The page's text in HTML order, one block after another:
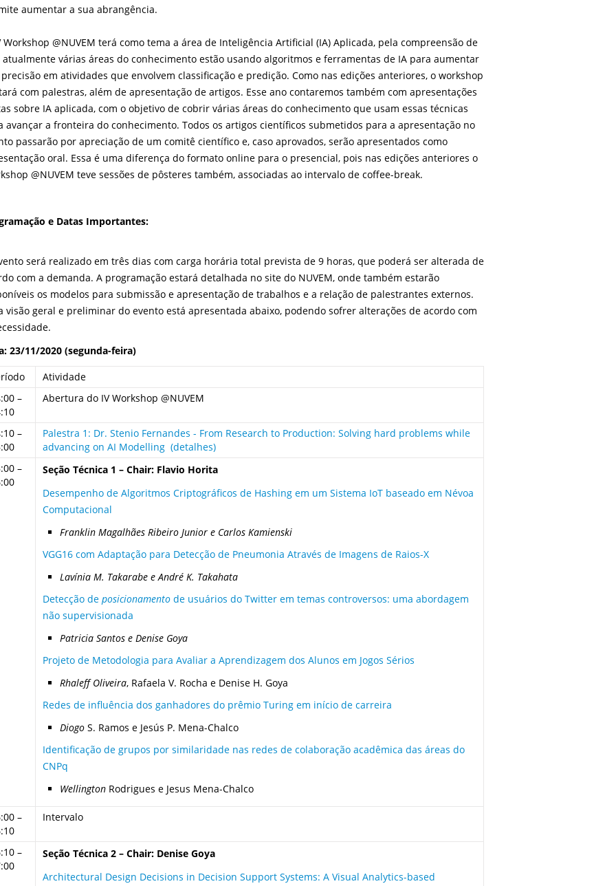
aumentar a sua abrangência.
Workshop @NUVEM terá como tema a área de Inteligência Artificial (IA) Aplicada, pela compreensão de
atualmente várias áreas do conhecimento estão usando algoritmos e ferramentas de IA para aumentar
em atividades que envolvem classificação e predição. Como nas edições anteriores, o workshop
com palestras, além de apresentação de artigos. Esse ano contaremos também com apresentações
sobre IA aplicada, com o objetivo de cobrir várias áreas do conhecimento que usam essas técnicas
avançar a fronteira do conhecimento. Todos os artigos científicos submetidos para a apresentação no
passarão por apreciação de um comitê científico e, caso aprovados, serão apresentados como
oral. Essa é uma diferença do formato online para o presencial, pois nas edições anteriores o
@NUVEM teve sessões de pôsteres também, associadas ao intervalo de coffee-break.
e Datas Importantes:
será realizado em três dias com carga horária total prevista de 9 horas, que poderá ser alterada de
com a demanda. A programação estará detalhada no site do NUVEM, onde também estarão
os modelos para submissão e apresentação de trabalhos e a relação de palestrantes externos.
visão geral e preliminar do evento está apresentada abaixo, podendo sofrer alterações de acordo com
23/11/2020 (segunda-feira)
Atividade
–
Abertura do IV Workshop @NUVEM
–
Palestra 1: Dr. Stenio Fernandes - From Research to Production: Solving hard problems while
advancing on AI Modelling (detalhes)
–
Seção Técnica 1 – Chair: Flavio Horita
Desempenho de Algoritmos Criptográficos de Hashing em um Sistema IoT baseado em Névoa
Computacional
Franklin Magalhães Ribeiro Junior e Carlos Kamienski
VGG16 com Adaptação para Detecção de Pneumonia Através de Imagens de Raios-X
Lavínia M. Takarabe e André K. Takahata
Detecção de posicionamento de usuários do Twitter em temas controversos: uma abordagem
não supervisionada
Patricia Santos e Denise Goya
Projeto de Metodologia para Avaliar a Aprendizagem dos Alunos em Jogos Sérios
Rhaleff Oliveira, Rafaela V. Rocha e Denise H. Goya
Redes de influência dos ganhadores do prêmio Turing em início de carreira
Diogo S. Ramos e Jesús P. Mena-Chalco
Identificação de grupos por similaridade nas redes de colaboração acadêmica das áreas do
CNPq
Wellington Rodrigues e Jesus Mena-Chalco
–
Intervalo
–
Seção Técnica 2 – Chair: Denise Goya
Architectural Design Decisions in Decision Support Systems: A Visual Analytics-based